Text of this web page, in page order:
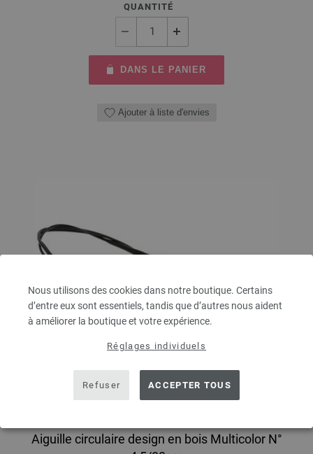
Nous utilisons des cookies dans notre boutique. Certains
d’entre eux sont essentiels, tandis que d’autres nous aident
à améliorer la boutique et votre expérience.
Réglages individuels
Refuser ACCEPTER TOUS
QUANTITÉ
DANS LE PANIER
Ajouter à liste d'envies
Aiguille circulaire design en bois Multicolor N°